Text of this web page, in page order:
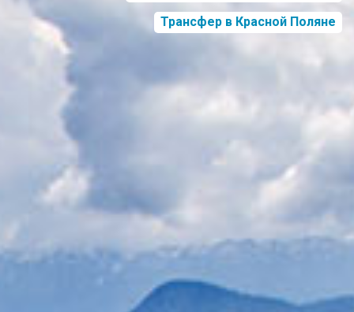
Трансфер в Красной Поляне